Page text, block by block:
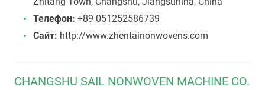
Телефон: +89 051252586739
Сайт: http://www.zhentainonwovens.com
CHANGSHU SAIL NONWOVEN MACHINE CO.